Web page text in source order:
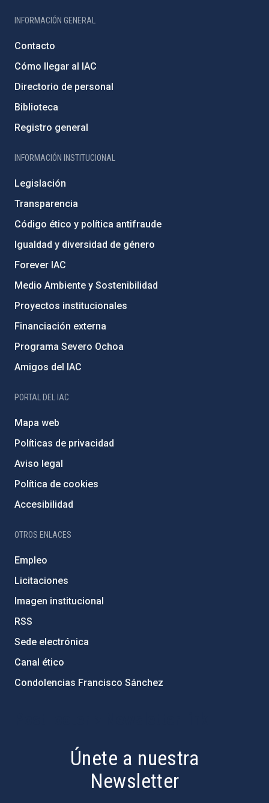
INFORMACIÓN GENERAL
Contacto
Cómo llegar al IAC
Directorio de personal
Biblioteca
Registro general
INFORMACIÓN INSTITUCIONAL
Legislación
Transparencia
Código ético y política antifraude
Igualdad y diversidad de género
Forever IAC
Medio Ambiente y Sostenibilidad
Proyectos institucionales
Financiación externa
Programa Severo Ochoa
Amigos del IAC
PORTAL DEL IAC
Mapa web
Políticas de privacidad
Aviso legal
Política de cookies
Accesibilidad
OTROS ENLACES
Empleo
Licitaciones
Imagen institucional
RSS
Sede electrónica
Canal ético
Condolencias Francisco Sánchez
Únete a nuestra
Newsletter